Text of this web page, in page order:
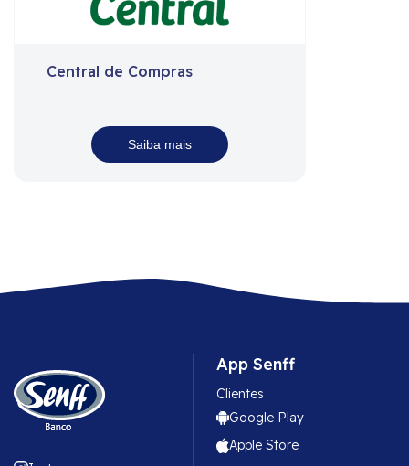
Central de Compras
Saiba mais
App Senff
Clientes
Google Play
Apple Store